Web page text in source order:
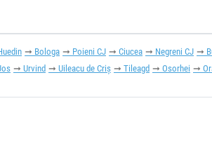
Bologa Poieni CJ Ciucea Negreni CJ
Urvind Uileacu de Criș Tileagd Osorhei